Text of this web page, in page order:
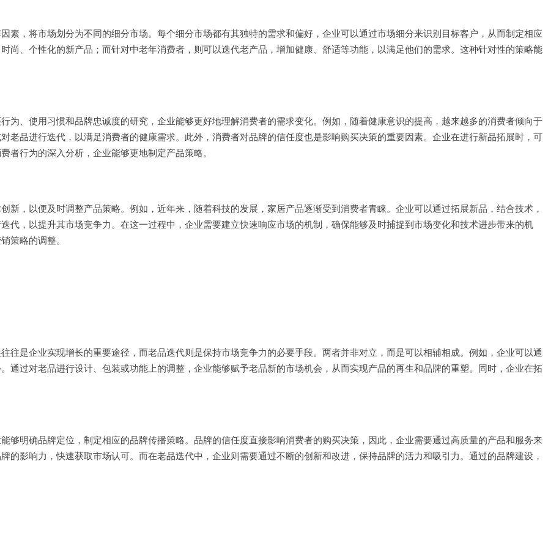
素，将市场划分为不同的细分市场。每个细分市场都有其独特的需求和偏好，企业可以通过市场细分来识别目标客户，从而制定相应
尚、个性化的新产品；而针对中老年消费者，则可以迭代老产品，增加健康、舒适等功能，以满足他们的需求。这种针对性的策略能
为、使用习惯和品牌忠诚度的研究，企业能够更好地理解消费者的需求变化。例如，随着健康意识的提高，越来越多的消费者倾向于
老品进行迭代，以满足消费者的健康需求。此外，消费者对品牌的信任度也是影响购买决策的重要因素。企业在进行新品拓展时，可
者行为的深入分析，企业能够更地制定产品策略。
新，以便及时调整产品策略。例如，近年来，随着科技的发展，家居产品逐渐受到消费者青睐。企业可以通过拓展新品，结合技术，
代，以提升其市场竞争力。在这一过程中，企业需要建立快速响应市场的机制，确保能够及时捕捉到市场变化和技术进步带来的机
策略的调整。
往是企业实现增长的重要途径，而老品迭代则是保持市场竞争力的必要手段。两者并非对立，而是可以相辅相成。例如，企业可以通
通过对老品进行设计、包装或功能上的调整，企业能够赋予老品新的市场机会，从而实现产品的再生和品牌的重塑。同时，企业在拓
够明确品牌定位，制定相应的品牌传播策略。品牌的信任度直接影响消费者的购买决策，因此，企业需要通过高质量的产品和服务来
的影响力，快速获取市场认可。而在老品迭代中，企业则需要通过不断的创新和改进，保持品牌的活力和吸引力。通过的品牌建设，